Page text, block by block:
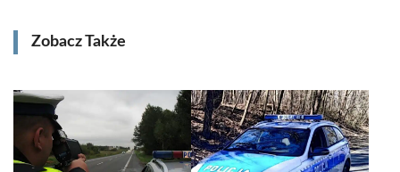
Zobacz Także